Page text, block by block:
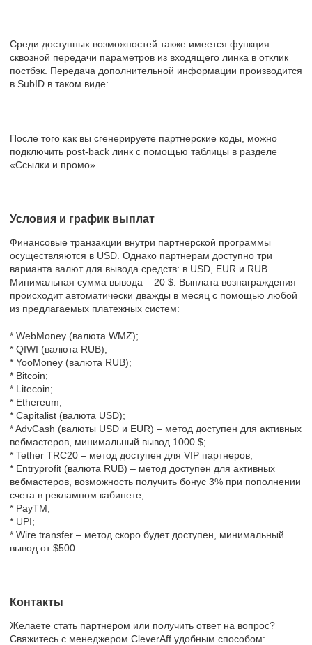
Среди доступных возможностей также имеется функция
сквозной передачи параметров из входящего линка в отклик
постбэк. Передача дополнительной информации производится
в SubID в таком виде:
После того как вы сгенерируете партнерские коды, можно
подключить post-back линк с помощью таблицы в разделе
«Ссылки и промо».
Условия и график выплат
Финансовые транзакции внутри партнерской программы
осуществляются в USD. Однако партнерам доступно три
варианта валют для вывода средств: в USD, EUR и RUB.
Минимальная сумма вывода – 20 $. Выплата вознаграждения
происходит автоматически дважды в месяц с помощью любой
из предлагаемых платежных систем:
* WebMoney (валюта WMZ);
* QIWI (валюта RUB);
* YooMoney (валюта RUB);
* Bitcoin;
* Litecoin;
* Ethereum;
* Capitalist (валюта USD);
* AdvCash (валюты USD и EUR) – метод доступен для активных
вебмастеров, минимальный вывод 1000 $;
* Tether TRC20 – метод доступен для VIP партнеров;
* Entryprofit (валюта RUB) – метод доступен для активных
вебмастеров, возможность получить бонус 3% при пополнении
счета в рекламном кабинете;
* PayTM;
* UPI;
* Wire transfer – метод скоро будет доступен, минимальный
вывод от $500.
Контакты
Желаете стать партнером или получить ответ на вопрос?
Свяжитесь с менеджером CleverAff удобным способом: